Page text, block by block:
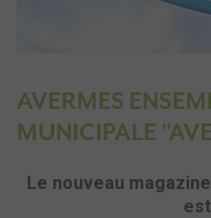
AVERMES
MUNICIPALE
Le nouveau